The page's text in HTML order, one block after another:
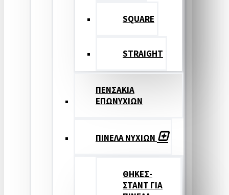
SQUARE
STRAIGHT
ΠΕΝΣΑΚΙΑ
ΕΠΩΝΥΧΙΩΝ
ΠΙΝΕΛΑ ΝΥΧΙΩΝ
ΘΗΚΕΣ-
ΣΤΑΝΤ ΓΙΑ